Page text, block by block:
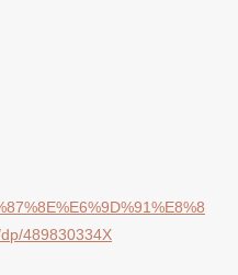
489830334X